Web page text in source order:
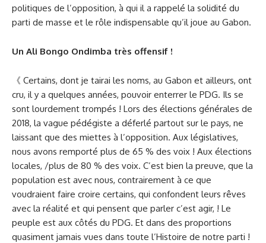
politiques de l’opposition, à qui il a rappelé la solidité du
parti de masse et le rôle indispensable qu’il joue au Gabon.
Un Ali Bongo Ondimba très offensif !
《 Certains, dont je tairai les noms, au Gabon et ailleurs, ont
cru, il y a quelques années, pouvoir enterrer le PDG. Ils se
sont lourdement trompés ! Lors des élections générales de
2018, la vague pédégiste a déferlé partout sur le pays, ne
laissant que des miettes à l’opposition. Aux législatives,
nous avons remporté plus de 65 % des voix ! Aux élections
locales, /plus de 80 % des voix. C’est bien la preuve, que la
population est avec nous, contrairement à ce que
voudraient faire croire certains, qui confondent leurs rêves
avec la réalité et qui pensent que parler c’est agir, ! Le
peuple est aux côtés du PDG. Et dans des proportions
quasiment jamais vues dans toute l’Histoire de notre parti !